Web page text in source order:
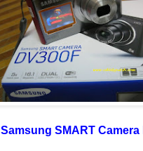
Samsung SMART Camera